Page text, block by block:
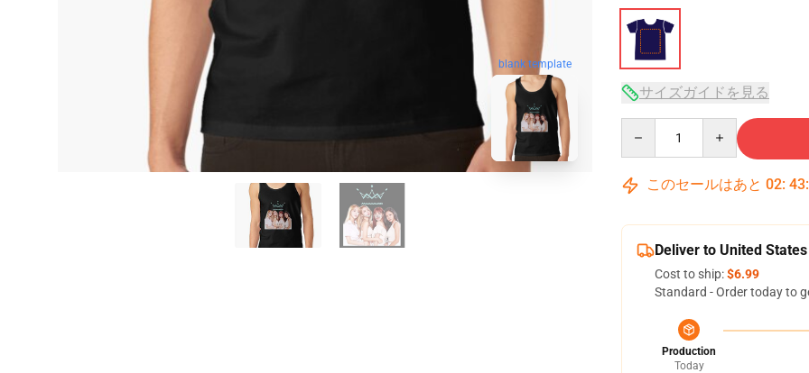
blank template
サイズガイドを見る
このセールはあと 02: 43:
Deliver to United States
Cost to ship:$6.99
Standard - Order today to
Production
Today